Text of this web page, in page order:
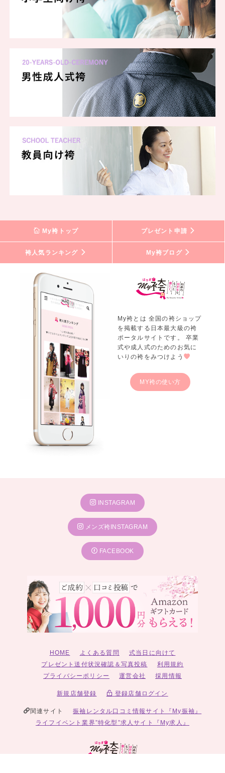
My袴トップ プレゼント申請
袴人気ランキング My袴ブログ
My袴とは 全国の袴ショップ
を掲載する日本最大級の袴
ポータルサイトです。 卒業
式や成人式のためのお気に
いりの袴をみつけよう
MY袴の使い方
INSTAGRAM
メンズ袴INSTAGRAM
FACEBOOK
HOME よくある質問
式当日に向けて
プレゼント送付状況確認＆写真投稿
利用規約
プライバシーポリシー
運営会社 採用情報
新規店舗登録 登録店舗ログイン
関連サイト
振袖レンタル口コミ情報サイト『My振袖』
ライフイベント業界”特化型”求人サイト『My求人』